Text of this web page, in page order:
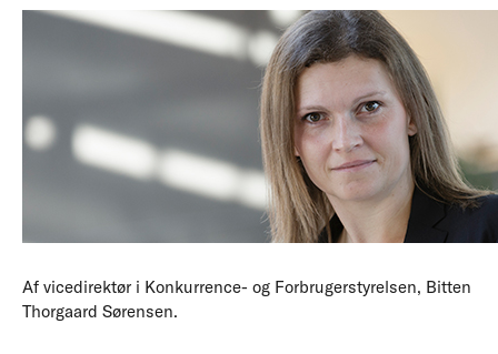
Af vicedirektør i Konkurrence- og Forbrugerstyrelsen, Bitten
Thorgaard Sørensen.